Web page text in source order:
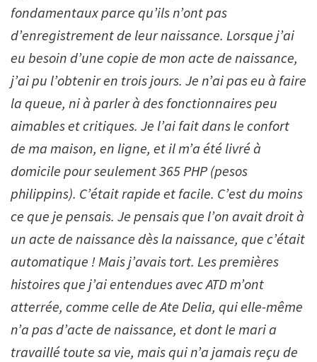
fondamentaux parce qu’ils n’ont pas
d’enregistrement de leur naissance. Lorsque j’ai
eu besoin d’une copie de mon acte de naissance,
j’ai pu l’obtenir en trois jours. Je n’ai pas eu à faire
la queue, ni à parler à des fonctionnaires peu
aimables et critiques. Je l’ai fait dans le confort
de ma maison, en ligne, et il m’a été livré à
domicile pour seulement 365 PHP (pesos
philippins). C’était rapide et facile. C’est du moins
ce que je pensais. Je pensais que l’on avait droit à
un acte de naissance dès la naissance, que c’était
automatique ! Mais j’avais tort. Les premières
histoires que j’ai entendues avec ATD m’ont
atterrée, comme celle de Ate Delia, qui elle-même
n’a pas d’acte de naissance, et dont le mari a
travaillé toute sa vie, mais qui n’a jamais reçu de